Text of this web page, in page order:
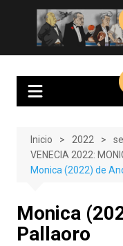
contenido
Crítica cinematográfica
Inicio 2022
VENECIA 2022:
Monica (2022) de
Monica
Pallaoro